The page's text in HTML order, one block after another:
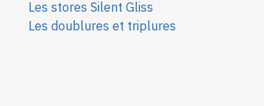
Les stores Silent Gliss
Les doublures et triplures